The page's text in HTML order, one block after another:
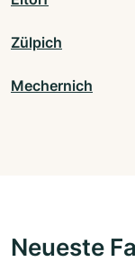
Zülpich
Mechernich
Neueste